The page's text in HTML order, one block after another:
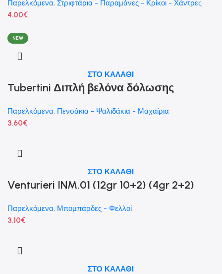
Παρελκόμενα, Στριφτάρια - Παραμάνες - Κρίκοι - Χάντρες
4.00€
NEW
ΣΤΟ ΚΑΛΑΘΙ
Tubertini Διπλή βελόνα δόλωσης
Παρελκόμενα, Πενσάκια - Ψαλιδάκια - Μαχαίρια
3.60€
ΣΤΟ ΚΑΛΑΘΙ
Venturieri INM.01 (12gr 10+2) (4gr 2+2)
Παρελκόμενα, Μπομπάρδες - Φελλοί
3.10€
ΣΤΟ ΚΑΛΑΘΙ